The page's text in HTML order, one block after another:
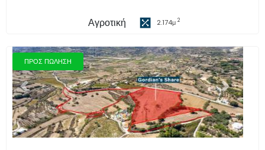
Αγροτική 2.174μ 2
ΠΡΟΣ ΠΩΛΗΣΗ
Προηγούμενο Επόμενο